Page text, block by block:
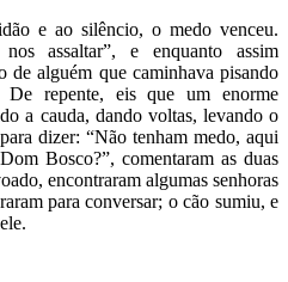
e ao silêncio, o medo venceu.
assaltar”, e enquanto assim
de alguém que caminhava pisando
repente, eis que um enorme
a cauda, dando voltas, levando o
dizer: “Não tenham medo, aqui
Bosco?”, comentaram as duas
encontraram algumas senhoras
para conversar; o cão sumiu, e